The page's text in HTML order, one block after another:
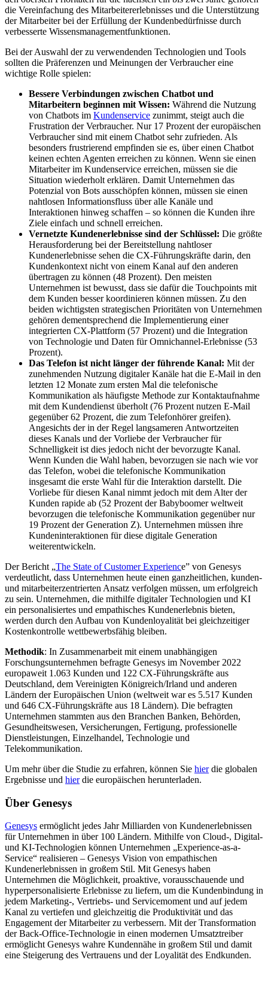
die Vereinfachung des Mitarbeitererlebnisses und die Unterstützung
der Mitarbeiter bei der Erfüllung der Kundenbedürfnisse durch
verbesserte Wissensmanagementfunktionen.
Bei der Auswahl der zu verwendenden Technologien und Tools
sollten die Präferenzen und Meinungen der Verbraucher eine
wichtige Rolle spielen:
Bessere Verbindungen zwischen Chatbot und
Mitarbeitern beginnen mit Wissen: Während die Nutzung
von Chatbots im Kundenservice zunimmt, steigt auch die
Frustration der Verbraucher. Nur 17 Prozent der europäischen
Verbraucher sind mit einem Chatbot sehr zufrieden. Als
besonders frustrierend empfinden sie es, über einen Chatbot
keinen echten Agenten erreichen zu können. Wenn sie einen
Mitarbeiter im Kundenservice erreichen, müssen sie die
Situation wiederholt erklären. Damit Unternehmen das
Potenzial von Bots ausschöpfen können, müssen sie einen
nahtlosen Informationsfluss über alle Kanäle und
Interaktionen hinweg schaffen – so können die Kunden ihre
Ziele einfach und schnell erreichen.
Vernetzte Kundenerlebnisse sind der Schlüssel: Die größte
Herausforderung bei der Bereitstellung nahtloser
Kundenerlebnisse sehen die CX-Führungskräfte darin, den
Kundenkontext nicht von einem Kanal auf den anderen
übertragen zu können (48 Prozent). Den meisten
Unternehmen ist bewusst, dass sie dafür die Touchpoints mit
dem Kunden besser koordinieren können müssen. Zu den
beiden wichtigsten strategischen Prioritäten von Unternehmen
gehören dementsprechend die Implementierung einer
integrierten CX-Plattform (57 Prozent) und die Integration
von Technologie und Daten für Omnichannel-Erlebnisse (53
Prozent).
Das Telefon ist nicht länger der führende Kanal: Mit der
zunehmenden Nutzung digitaler Kanäle hat die E-Mail in den
letzten 12 Monate zum ersten Mal die telefonische
Kommunikation als häufigste Methode zur Kontaktaufnahme
mit dem Kundendienst überholt (76 Prozent nutzen E-Mail
gegenüber 62 Prozent, die zum Telefonhörer greifen).
Angesichts der in der Regel langsameren Antwortzeiten
dieses Kanals und der Vorliebe der Verbraucher für
Schnelligkeit ist dies jedoch nicht der bevorzugte Kanal.
Wenn Kunden die Wahl haben, bevorzugen sie nach wie vor
das Telefon, wobei die telefonische Kommunikation
insgesamt die erste Wahl für die Interaktion darstellt. Die
Vorliebe für diesen Kanal nimmt jedoch mit dem Alter der
Kunden rapide ab (52 Prozent der Babyboomer weltweit
bevorzugen die telefonische Kommunikation gegenüber nur
19 Prozent der Generation Z). Unternehmen müssen ihre
Kundeninteraktionen für diese digitale Generation
weiterentwickeln.
Der Bericht „The State of Customer Experience” von Genesys
verdeutlicht, dass Unternehmen heute einen ganzheitlichen, kunden-
und mitarbeiterzentrierten Ansatz verfolgen müssen, um erfolgreich
zu sein. Unternehmen, die mithilfe digitaler Technologien und KI
ein personalisiertes und empathisches Kundenerlebnis bieten,
werden durch den Aufbau von Kundenloyalität bei gleichzeitiger
Kostenkontrolle wettbewerbsfähig bleiben.
Methodik: In Zusammenarbeit mit einem unabhängigen
Forschungsunternehmen befragte Genesys im November 2022
europaweit 1.063 Kunden und 122 CX-Führungskräfte aus
Deutschland, dem Vereinigten Königreich/Irland und anderen
Ländern der Europäischen Union (weltweit war es 5.517 Kunden
und 646 CX-Führungskräfte aus 18 Ländern). Die befragten
Unternehmen stammten aus den Branchen Banken, Behörden,
Gesundheitswesen, Versicherungen, Fertigung, professionelle
Dienstleistungen, Einzelhandel, Technologie und
Telekommunikation.
Um mehr über die Studie zu erfahren, können Sie hierdie globalen
Ergebnisse und hierdie europäischen herunterladen.
Über Genesys
Genesys ermöglicht jedes Jahr Milliarden von Kundenerlebnissen
für Unternehmen in über 100 Ländern. Mithilfe von Cloud-, Digital-
und KI-Technologien können Unternehmen „Experience-as-a-
Service“ realisieren – Genesys Vision von empathischen
Kundenerlebnissen in großem Stil. Mit Genesys haben
Unternehmen die Möglichkeit, proaktive, vorausschauende und
hyperpersonalisierte Erlebnisse zu liefern, um die Kundenbindung in
jedem Marketing-, Vertriebs- und Servicemoment und auf jedem
Kanal zu vertiefen und gleichzeitig die Produktivität und das
Engagement der Mitarbeiter zu verbessern. Mit der Transformation
der Back-Office-Technologie in einen modernen Umsatztreiber
ermöglicht Genesys wahre Kundennähe in großem Stil und damit
eine Steigerung des Vertrauens und der Loyalität des Endkunden.